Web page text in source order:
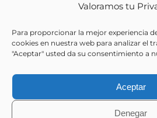
Valoramos tu
Para proporcionar la mejor experiencia
cookies en nuestra web para analizar el
"Aceptar" usted da su consentimiento a
Aceptar
Denegar
© Copyright 1993 -2026 | Sigesa
Sanitaria | All Rights